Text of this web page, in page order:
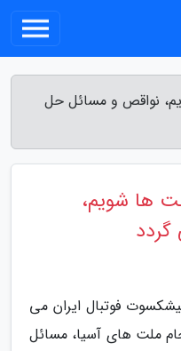
نواقص و مسائل حل
ها شویم،
فوتبال ایران می
ملت های آسیا، مسائل